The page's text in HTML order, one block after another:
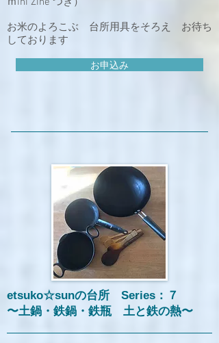
お米のよろこぶ 台所用具をそろえ お待ち
しております
お申込み
etsuko☆sunの台所 Series：７
​〜土鍋・鉄鍋・鉄瓶 土と鉄の熱〜